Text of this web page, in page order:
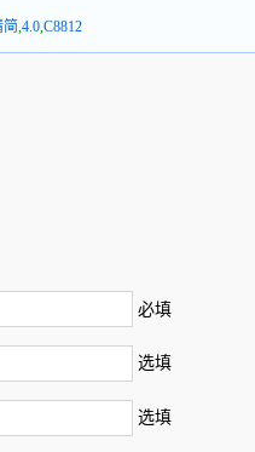
简 4.0 C8812
必填
选填
选填